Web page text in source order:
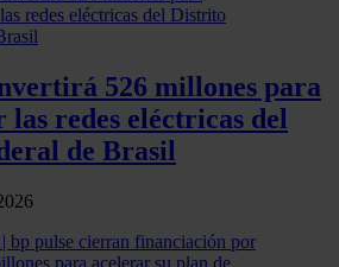
526 millones para
redes eléctricas del
de Brasil